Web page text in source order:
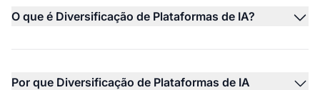
O que é Diversificação de Plataformas de IA?
Por que Diversificação de Plataformas de IA